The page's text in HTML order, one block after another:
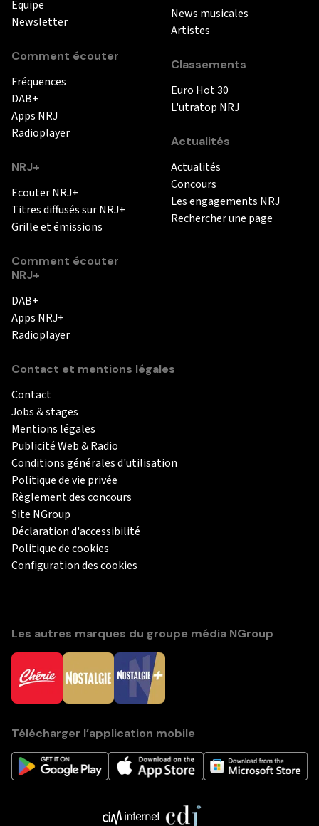
Equipe
Newsletter
Comment écouter
Fréquences
DAB+
Apps NRJ
Radioplayer
NRJ+
Ecouter NRJ+
Titres diffusés sur NRJ+
Grille et émissions
Comment écouter
NRJ+
DAB+
Apps NRJ+
Radioplayer
News musicales
Artistes
Classements
Euro Hot 30
L'utratop NRJ
Actualités
Actualités
Concours
Les engagements NRJ
Rechercher une page
Contact et mentions légales
Contact
Jobs & stages
Mentions légales
Publicité Web & Radio
Conditions générales d'utilisation
Politique de vie privée
Règlement des concours
Site NGroup
Déclaration d'accessibilité
Politique de cookies
Configuration des cookies
Les autres marques du groupe média NGroup
Télécharger l’application mobile